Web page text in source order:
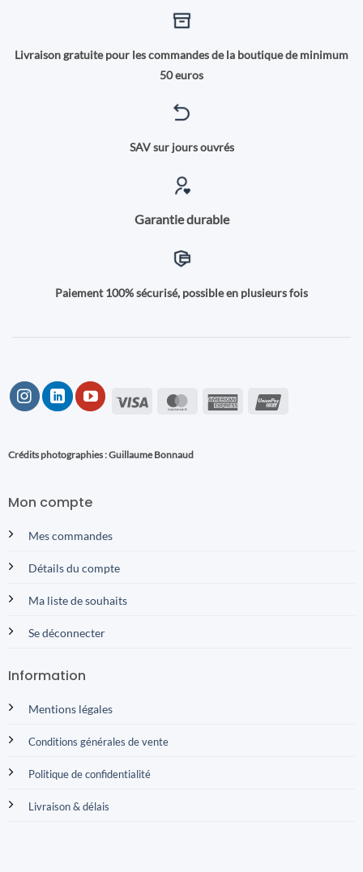
Livraison gratuite pour les commandes de la boutique de minimum
50 euros
SAV sur jours ouvrés
Garantie durable
Paiement 100% sécurisé, possible en plusieurs fois
Visa MasterCardAmerican
Crédits photographies : Guillaume Bonnaud
Mon compte
Mes commandes
Détails du compte
Ma liste de souhaits
Se déconnecter
Information
Mentions légales
Conditions générales de vente
Politique de confidentialité
Livraison & délais